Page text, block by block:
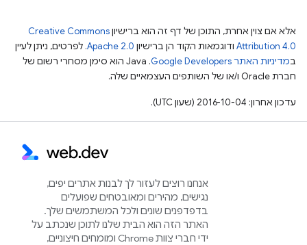
אלא אם צוין אחרת, התוכן של דף זה הוא ברישיוןCreative Commons
Attribution 4.0 ודוגמאות הקוד הן ברישיון Apache 2.0. לפרטים, ניתן לעיין
במדיניות האתר Google Developers‏
.‏ Java הוא סימן מסחרי רשום של
חברת Oracle ו/או של השותפים העצמאיים שלה.
עדכון אחרון: 2016-10-04 (שעון UTC).
אנחנו רוצים לעזור לך לבנות אתרים יפים,
נגישים, מהירים ומאובטחים שפועלים
בדפדפנים שונים ולכל המשתמשים שלך.
האתר הזה הוא הבית שלנו לתוכן שנכתב על
ידי חברי צוות Chrome ומומחים חיצוניים,